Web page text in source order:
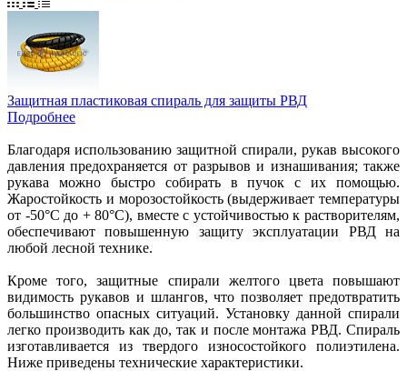
Защитная пластиковая спираль для защиты РВД
Подробнее
Благодаря использованию защитной спирали, рукав высокого
давления предохраняется от разрывов и изнашивания; также
рукава можно быстро собирать в пучок с их помощью.
Жаростойкость и морозостойкость (выдерживает температуры
от -50°С до + 80°С), вместе с устойчивостью к растворителям,
обеспечивают повышенную защиту эксплуатации РВД на
любой лесной технике.
Кроме того, защитные спирали желтого цвета повышают
видимость рукавов и шлангов, что позволяет предотвратить
большинство опасных ситуаций. Установку данной спирали
легко производить как до, так и после монтажа РВД. Спираль
изготавливается из твердого износостойкого полиэтилена.
Ниже приведены технические характеристики.